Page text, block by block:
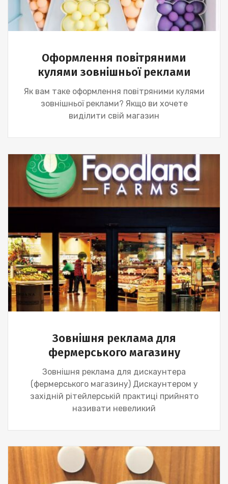
Оформлення повітряними
кулями зовнішньої реклами
Як вам таке оформлення повітряними кулями
зовнішньої реклами? Якщо ви хочете
виділити свій магазин
Зовнішня реклама для
фермерського магазину
Зовнішня реклама для дискаунтера
(фермерського магазину) Дискаунтером у
західній рітейлерській практиці прийнято
називати невеликий